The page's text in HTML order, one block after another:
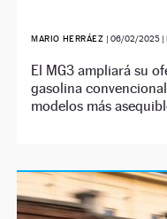
MARIO HERRÁEZ | 06/02/2025|
El MG3 ampliará su
gasolina
modelos más